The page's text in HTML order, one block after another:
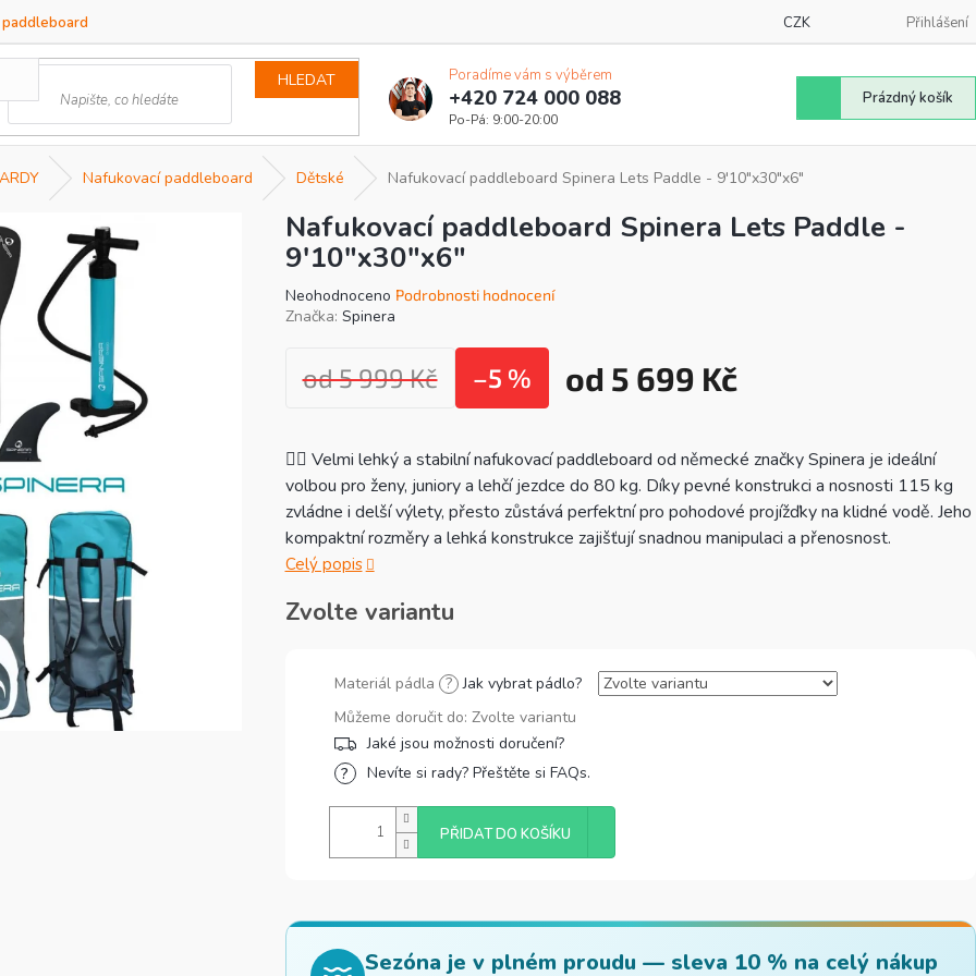
paddleboard CZK Přihlášení
HLEDAT Poradíme vám s výběrem
+420 724 000 088
Nákupní
košík
Prázdný košík
Nafukovací paddleboard Dětské Nafukovací paddleboard Spinera Lets Paddle - 9'10"x30"x6"
Nafukovací paddleboard Spinera Lets Paddle -
9'10"x30"x6"
Průměrné
hodnocení
0,0
Neohodnoceno Podrobnosti hodnocení
Značka: Spinera
od 5 999 Kč –5 % od 5 699 Kč
Zvolte variantu
Materiál pádla ? Jak vybrat pádlo?
Můžeme doručit do: Zvolte variantu
Nevíte si rady? Přeštěte si FAQs.
PŘIDAT DO KOŠÍKU
Sezóna je v plném proudu — sleva 10 % na celý nákup
🏄‍♂️ Velmi lehký a stabilní nafukovací paddleboard od německé značky Spinera je ideální
volbou pro ženy, juniory a lehčí jezdce do 80 kg. Díky pevné konstrukci a nosnosti 115 kg
zvládne i delší výlety, přesto zůstává perfektní pro pohodové projížďky na klidné vodě. Jeho
kompaktní rozměry a lehká konstrukce zajišťují snadnou manipulaci a přenosnost.
Celý popis